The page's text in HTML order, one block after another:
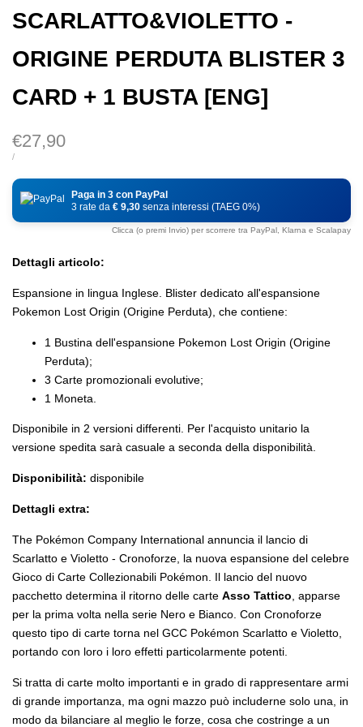
SCARLATTO&VIOLETTO -
ORIGINE PERDUTA BLISTER 3
CARD + 1 BUSTA [ENG]
Prezzo
di
vendita
€27,90
PREZZO
UNITÀ
/PER
Paga in 3 con PayPal
3 rate da € 9,30 senza interessi (TAEG 0%)
Clicca (o premi Invio) per scorrere tra PayPal, Klarna e Scalapay
Dettagli articolo:
Espansione in lingua Inglese. Blister dedicato all'espansione
Pokemon Lost Origin (Origine Perduta), che contiene:
1 Bustina dell'espansione Pokemon Lost Origin (Origine
Perduta);
3 Carte promozionali evolutive;
1 Moneta.
Disponibile in 2 versioni differenti. Per l'acquisto unitario la
versione spedita sarà casuale a seconda della disponibilità.
Disponibilità: disponibile
Dettagli extra:
The Pokémon Company International annuncia il lancio di
Scarlatto e Violetto - Cronoforze, la nuova espansione del celebre
Gioco di Carte Collezionabili Pokémon. Il lancio del nuovo
pacchetto determina il ritorno delle carte Asso Tattico, apparse
per la prima volta nella serie Nero e Bianco. Con Cronoforze
questo tipo di carte torna nel GCC Pokémon Scarlatto e Violetto,
portando con loro i loro effetti particolarmente potenti.
Si tratta di carte molto importanti e in grado di rappresentare armi
di grande importanza, ma ogni mazzo può includerne solo una, in
modo da bilanciare al meglio le forze, cosa che costringe a un